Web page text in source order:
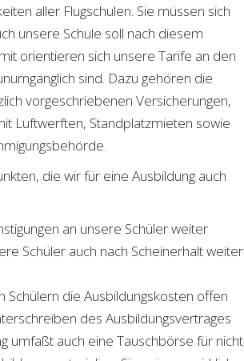
aller Flugschulen. Sie müssen sich
unsere Schule soll nach diesem
orientieren sich unsere Tarife an den
sind. Dazu gehören die
vorgeschriebenen Versicherungen,
Luftwerften, Standplatzmieten sowie
die wir für eine Ausbildung auch
an unsere Schüler weiter
Schüler auch nach Scheinerhalt weiter
Schülern die Ausbildungskosten offen
des Ausbildungsvertrages
umfaßt auch eine Tauschbörse für nicht